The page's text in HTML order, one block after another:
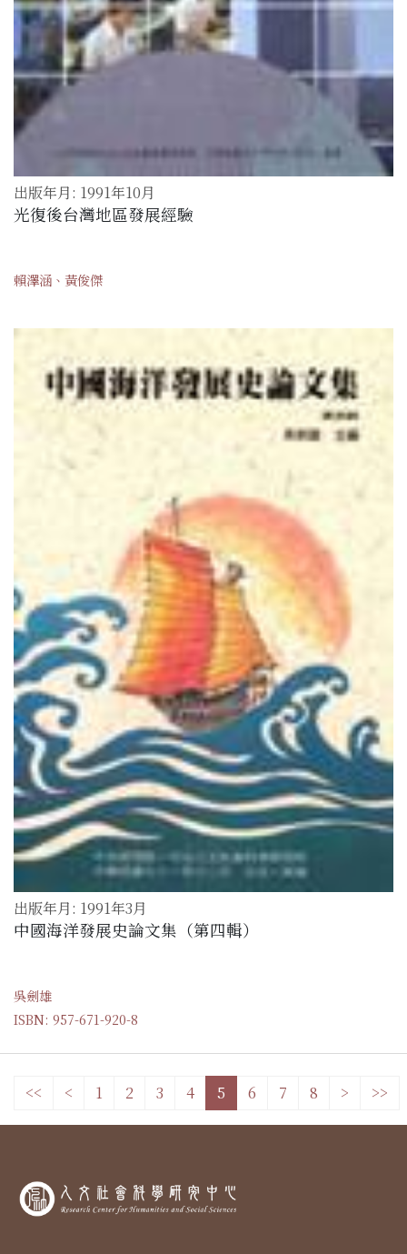
出版年月: 1991年10月
光復後台灣地區發展經驗
賴澤涵、黃俊傑
出版年月: 1991年3月
中國海洋發展史論文集（第四輯）
吳劍雄
ISBN: 957-671-920-8
<< < 1 2 3 4 5 6 7 8 > >>